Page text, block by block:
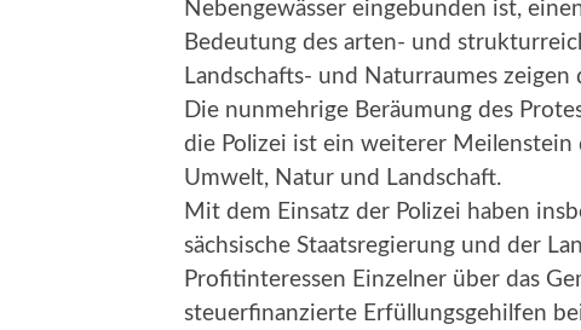
Nebengewässer eingebunden ist,
Bedeutung des arten- und
Landschafts- und Naturraumes
Die nunmehrige Beräumung des
die Polizei ist ein weiterer
Umwelt, Natur und Landschaft.
Mit dem Einsatz der Polizei haben
sächsische Staatsregierung und der
Profitinteressen Einzelner über das
steuerfinanzierte Erfüllungsgehilfen